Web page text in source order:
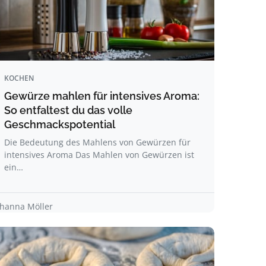
KOCHEN
Gewürze mahlen für intensives Aroma:
So entfaltest du das volle
Geschmackspotential
Die Bedeutung des Mahlens von Gewürzen für
intensives Aroma Das Mahlen von Gewürzen ist
ein…
Möller